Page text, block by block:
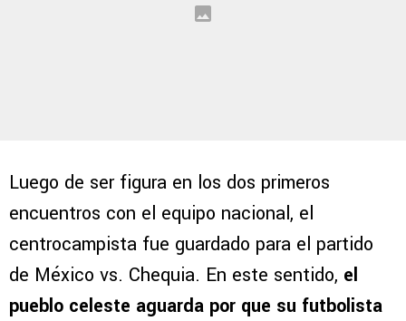
Luego de ser figura en los dos primeros
encuentros con el equipo nacional, el
centrocampista fue guardado para el partido
de México vs. Chequia. En este sentido, el
pueblo celeste aguarda por que su futbolista